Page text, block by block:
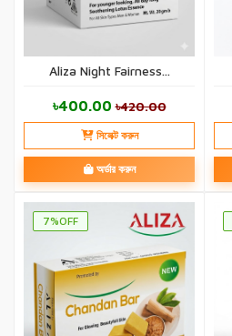
Aliza Night Fairness...
৳400.00 ৳420.00
সিলেক্ট করুন
অর্ডার করুন
7%OFF